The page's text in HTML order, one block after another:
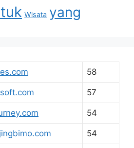
Wisata yang
58
57
54
54